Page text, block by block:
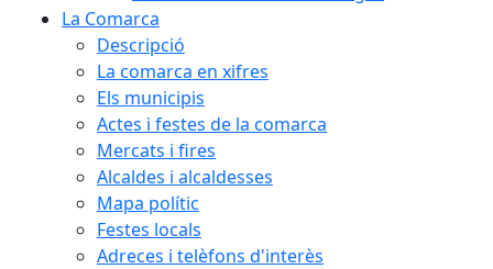
La Comarca
Descripció
La comarca en xifres
Els municipis
Actes i festes de la comarca
Mercats i fires
Alcaldes i alcaldesses
Mapa polític
Festes locals
Adreces i telèfons d'interès